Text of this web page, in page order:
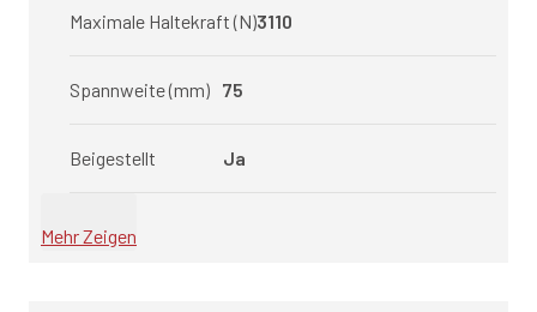
Maximale Haltekraft (N)3110
Spannweite (mm) 75
Beigestellt Ja
Mehr Zeigen